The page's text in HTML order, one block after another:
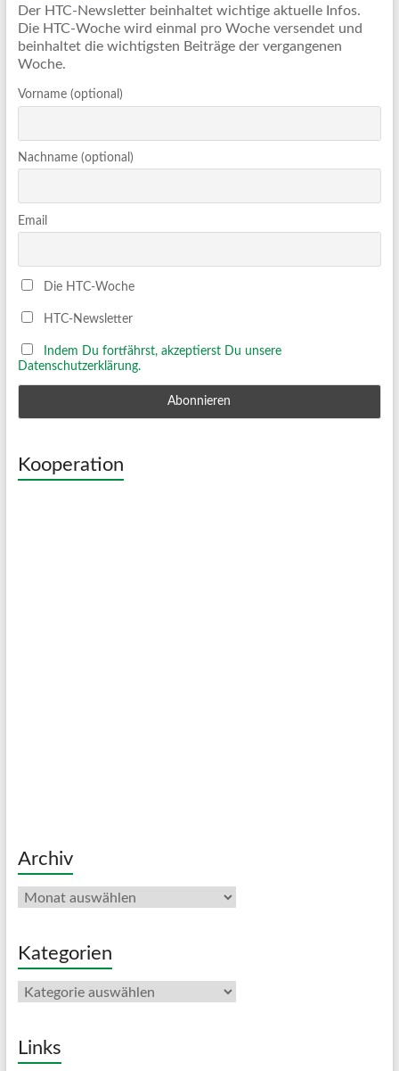
Der HTC-Newsletter beinhaltet wichtige aktuelle Infos.
Die HTC-Woche wird einmal pro Woche versendet und
beinhaltet die wichtigsten Beiträge der vergangenen
Woche.
Vorname (optional)
Nachname (optional)
Email
Die HTC-Woche
HTC-Newsletter
Indem Du fortfährst, akzeptierst Du unsere
Datenschutzerklärung.
Kooperation
Archiv
Archiv
Kategorien
Kategorien
Links